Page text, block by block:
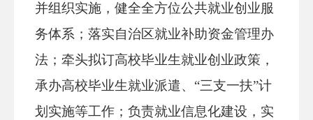
并组织实施，健全全方位公共就业创业服
务体系；落实自治区就业补助资金管理办
法；牵头拟订高校毕业生就业创业政策，
承办高校毕业生就业派遣、“三支一扶”计
划实施等工作；负责就业信息化建设，实